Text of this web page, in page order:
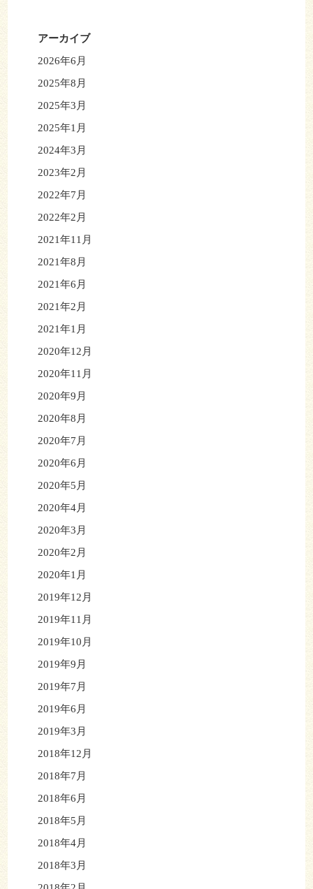
アーカイブ
2026年6月
2025年8月
2025年3月
2025年1月
2024年3月
2023年2月
2022年7月
2022年2月
2021年11月
2021年8月
2021年6月
2021年2月
2021年1月
2020年12月
2020年11月
2020年9月
2020年8月
2020年7月
2020年6月
2020年5月
2020年4月
2020年3月
2020年2月
2020年1月
2019年12月
2019年11月
2019年10月
2019年9月
2019年7月
2019年6月
2019年3月
2018年12月
2018年7月
2018年6月
2018年5月
2018年4月
2018年3月